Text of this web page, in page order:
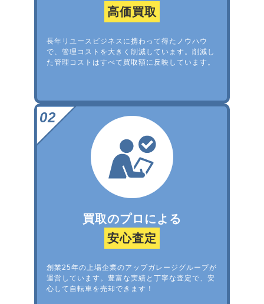
高価買取
長年リユースビジネスに携わって得たノウハウ
で、管理コストを大きく削減しています。削減し
た管理コストはすべて買取額に反映しています。
買取のプロによる
安心査定
創業25年の上場企業のアップガレージグループが
運営しています。豊富な実績と丁寧な査定で、安
心して自転車を売却できます！